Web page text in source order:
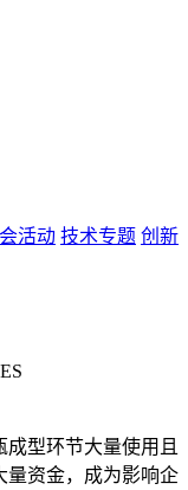
活动 技术专题 创新
型环节大量使用且
量资金，成为影响企